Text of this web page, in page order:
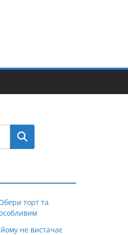
Пошук
торт та
не вистачає